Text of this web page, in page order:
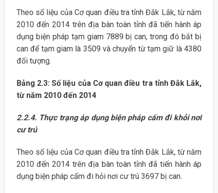
Theo số liệu của Cơ quan điều tra tỉnh Đắk Lắk, từ năm
2010 đến 2014 trên địa bàn toàn tỉnh đã tiến hành áp
dụng biện pháp tạm giam 7889 bị can, trong đó bắt bị
can để tạm giam là 3509 và chuyển từ tạm giữ là 4380
đối tượng.
Bảng 2.3: Số liệu của Cơ quan điều tra tỉnh Đắk Lắk,
từ năm 2010 đến 2014
2.2.4. Thực trạng áp dụng biện pháp cấm đi khỏi nơi
cư trú
Theo số liệu của Cơ quan điều tra tỉnh Đắk Lắk, từ năm
2010 đến 2014 trên địa bàn toàn tỉnh đã tiến hành áp
dụng biện pháp cấm đi hỏi nơi cư trú 3697 bị can.